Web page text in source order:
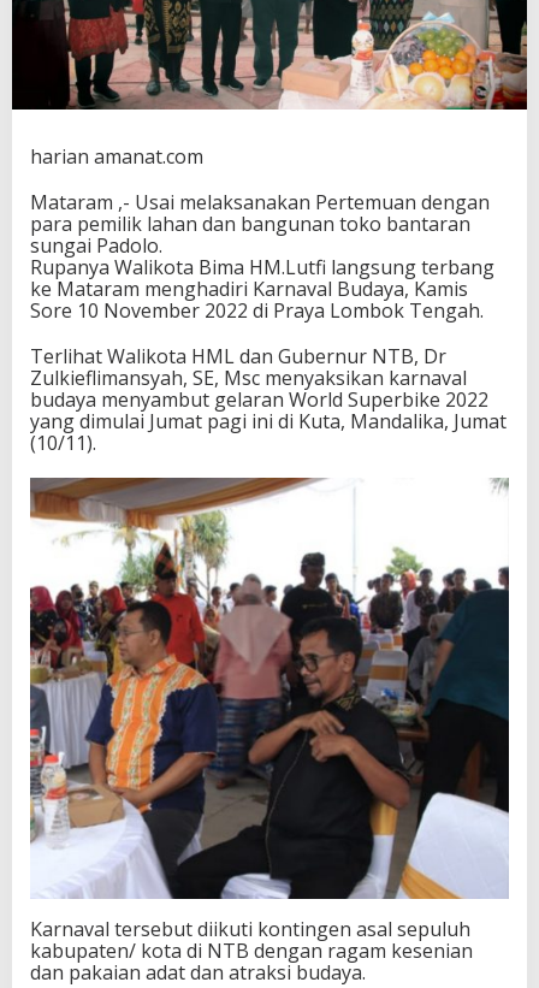
u
l
H
a
d
i
a
r
a
v
a
W
S
B
K
harian amanat.com
Mataram ,- Usai melaksanakan Pertemuan dengan
para pemilik lahan dan bangunan toko bantaran
sungai Padolo.
Rupanya Walikota Bima HM.Lutfi langsung terbang
ke Mataram menghadiri Karnaval Budaya, Kamis
Sore 10 November 2022 di Praya Lombok Tengah.
Terlihat Walikota HML dan Gubernur NTB, Dr
Zulkieflimansyah, SE, Msc menyaksikan karnaval
budaya menyambut gelaran World Superbike 2022
yang dimulai Jumat pagi ini di Kuta, Mandalika, Jumat
(10/11).
Karnaval tersebut diikuti kontingen asal sepuluh
kabupaten/ kota di NTB dengan ragam kesenian
dan pakaian adat dan atraksi budaya.